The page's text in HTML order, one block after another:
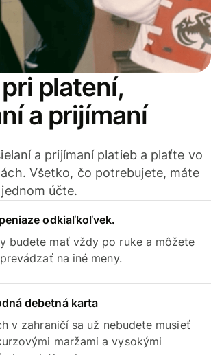
platení,
a prijímaní
a prijímaní platieb a plaťte vo
Všetko, čo potrebujete, máte
účte.
odkiaľkoľvek.
budete mať vždy po ruke a môžete
na iné meny.
debetná karta
v zahraničí sa už nebudete musieť
maržami a vysokými